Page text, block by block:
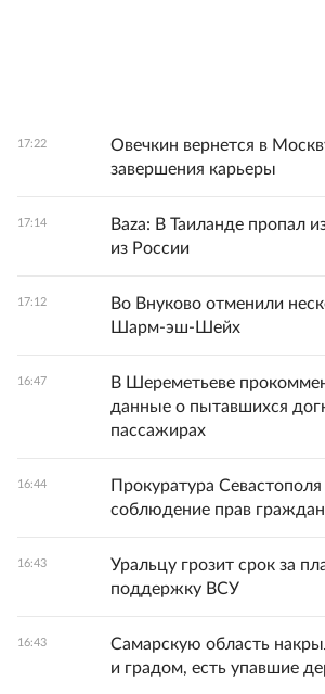
17:22
Овечкин вернется в
завершения карьеры
17:14
Baza: В Таиланде пропал
из России
17:12
Во Внуково отменили
Шарм-эш-Шейх
16:47
В Шереметьеве
данные о пытавшихся
пассажирах
16:44
Прокуратура
соблюдение прав
16:43
Уральцу грозит срок за
поддержку ВСУ
16:43
Самарскую область
и градом, есть упавшие